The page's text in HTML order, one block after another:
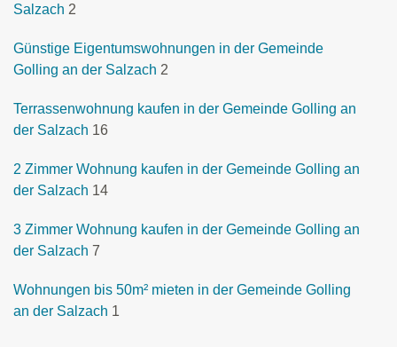
Salzach 2
Günstige Eigentumswohnungen in der Gemeinde
Golling an der Salzach 2
Terrassenwohnung kaufen in der Gemeinde Golling an
der Salzach 16
2 Zimmer Wohnung kaufen in der Gemeinde Golling an
der Salzach 14
3 Zimmer Wohnung kaufen in der Gemeinde Golling an
der Salzach 7
Wohnungen bis 50m² mieten in der Gemeinde Golling
an der Salzach 1